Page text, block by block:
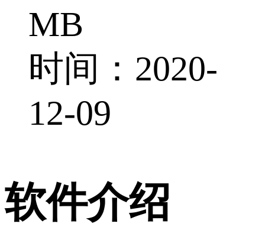
MB
时间：2020-
12-09
软件介绍